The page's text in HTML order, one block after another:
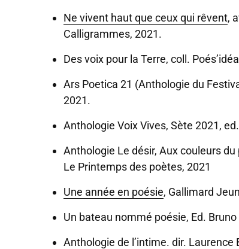
Ne vivent haut que ceux qui rêvent,
Calligrammes, 2021.
Des voix pour la Terre, coll.
Ars Poetica 21 (Anthologie du
2021.
Anthologie Voix Vives, Sète 2021,
Anthologie Le désir, Aux couleurs
Le Printemps des poètes, 2021
Une année en poésie, Gallimard
Un bateau nommé poésie, Ed.
Anthologie de l’intime. dir.